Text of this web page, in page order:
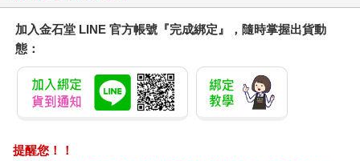
加入金石堂 LINE 官方帳號『完成綁定』，隨時掌握出貨動
態：
提醒您！！